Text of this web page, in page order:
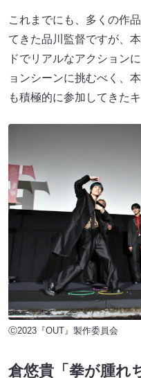
これまでにも、多くの作
てきた品川監督ですが、
ドでリアルなアクション
ョンシーンに挑むべく、
も積極的に参加してきたキ
Ⓒ2023『OUT』製作委員会
倉悠貴「拳が腫れ